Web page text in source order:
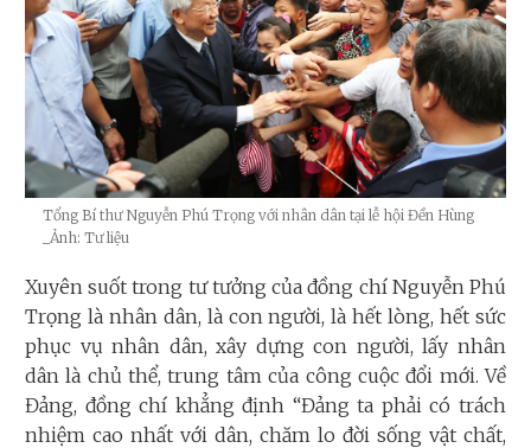
Tổng Bí thư Nguyễn Phú Trọng với nhân dân tại lễ hội Đền Hùng
_Ảnh: Tư liệu
Xuyên suốt trong tư tưởng của đồng chí Nguyễn Phú
Trọng là nhân dân, là con người, là hết lòng, hết sức
phục vụ nhân dân, xây dựng con người, lấy nhân
dân là chủ thể, trung tâm của công cuộc đổi mới. Về
Đảng, đồng chí khẳng định “Đảng ta phải có trách
nhiệm cao nhất với dân, chăm lo đời sống vật chất,